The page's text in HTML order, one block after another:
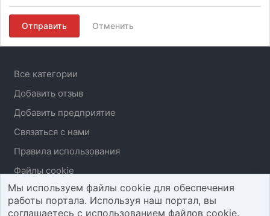
Отправить Отменить
Все категории
Добавить отзыв
Добавить предприятие
Связаться с нами
Правила использования
Файлы cookie
Мы используем файлы cookie для обеспечения
работы портала. Используя наш портал, вы
соглашаетесь с использованием файлов cookie.